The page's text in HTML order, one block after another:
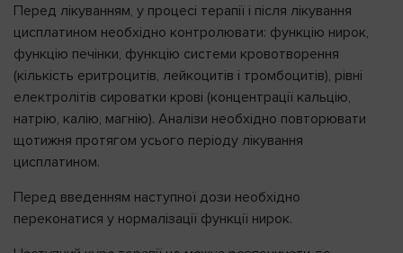
Перед лікуванням, у процесі терапії і після лікування
цисплатином необхідно контролювати: функцію нирок,
функцію печінки, функцію системи кровотворення
(кількість еритроцитів, лейкоцитів і тромбоцитів), рівні
електролітів сироватки крові (концентрації кальцію,
натрію, калію, магнію). Аналізи необхідно повторювати
щотижня протягом усього періоду лікування
цисплатином.
Перед введенням наступної дози необхідно
переконатися у нормалізації функції нирок.